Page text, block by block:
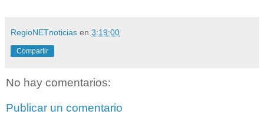
RegioNETnoticias en 3:19:00
Compartir
No hay comentarios:
Publicar un comentario